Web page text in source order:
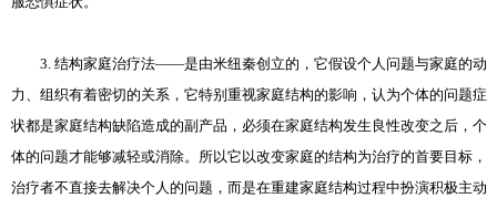
3. 结构家庭治疗法——是由米纽秦创立的，它假设个人问题与家庭的动
力、组织有着密切的关系，它特别重视家庭结构的影响，认为个体的问题症
状都是家庭结构缺陷造成的副产品，必须在家庭结构发生良性改变之后，个
体的问题才能够减轻或消除。所以它以改变家庭的结构为治疗的首要目标，
治疗者不直接去解决个人的问题，而是在重建家庭结构过程中扮演积极主动